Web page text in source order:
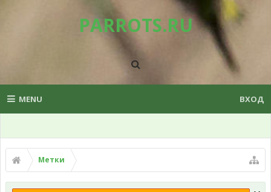
PARROTS.RU
MENU ВХОД
Метки